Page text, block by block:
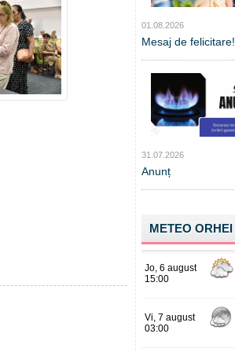
01.08.2026
Mesaj de felicitare!
31.07.2026
Anunț
METEO ORHEI